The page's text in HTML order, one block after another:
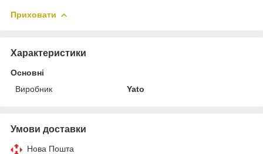
Приховати
Характеристики
Основні
Виробник
Yato
Умови доставки
Нова Пошта